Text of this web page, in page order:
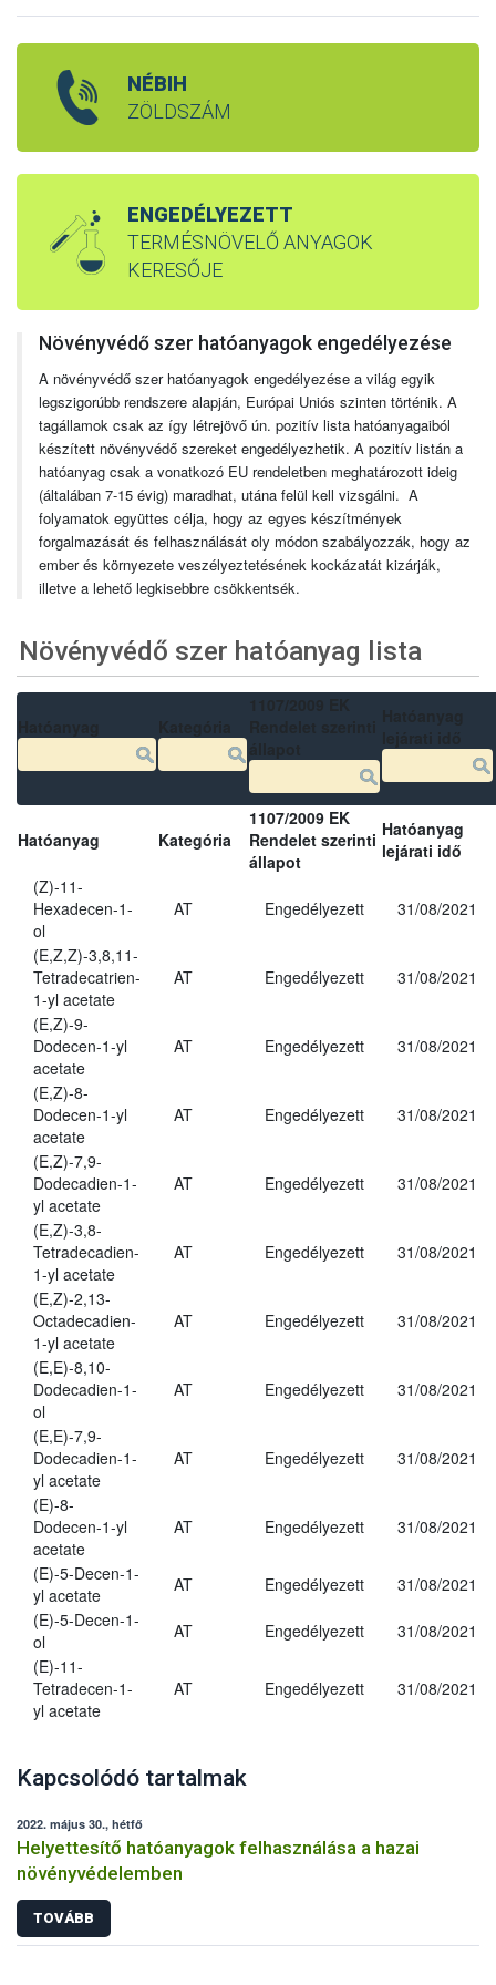
NÉBIH
ZÖLDSZÁM
ENGEDÉLYEZETT
TERMÉSNÖVELŐ ANYAGOK
KERESŐJE
Növényvédő szer hatóanyagok engedélyezése
A növényvédő szer hatóanyagok engedélyezése a világ egyik
legszigorúbb rendszere alapján, Európai Uniós szinten történik. A
tagállamok csak az így létrejövő ún. pozitív lista hatóanyagaiból
készített növényvédő szereket engedélyezhetik. A pozitív listán a
hatóanyag csak a vonatkozó EU rendeletben meghatározott ideig
(általában 7-15 évig) maradhat, utána felül kell vizsgálni. A
folyamatok együttes célja, hogy az egyes készítmények
forgalmazását és felhasználását oly módon szabályozzák, hogy az
ember és környezete veszélyeztetésének kockázatát kizárják,
illetve a lehető legkisebbre csökkentsék.
Növényvédő szer hatóanyag lista
Hatóanyag Kategória
1107/2009 EK
Rendelet szerinti
állapot
Hatóanyag
lejárati idő
(Z)-11-
Hexadecen-1-
ol
AT Engedélyezett 31/08/2021
(E,Z,Z)-3,8,11-
Tetradecatrien-
1-yl acetate
AT Engedélyezett 31/08/2021
(E,Z)-9-
Dodecen-1-yl
acetate
AT Engedélyezett 31/08/2021
(E,Z)-8-
Dodecen-1-yl
acetate
AT Engedélyezett 31/08/2021
(E,Z)-7,9-
Dodecadien-1-
yl acetate
AT Engedélyezett 31/08/2021
(E,Z)-3,8-
Tetradecadien-
1-yl acetate
AT Engedélyezett 31/08/2021
(E,Z)-2,13-
Octadecadien-
1-yl acetate
AT Engedélyezett 31/08/2021
(E,E)-8,10-
Dodecadien-1-
ol
AT Engedélyezett 31/08/2021
(E,E)-7,9-
Dodecadien-1-
yl acetate
AT Engedélyezett 31/08/2021
(E)-8-
Dodecen-1-yl
acetate
AT Engedélyezett 31/08/2021
(E)-5-Decen-1-
yl acetate
AT Engedélyezett
31/08/2021
(E)-5-Decen-1-
ol
AT Engedélyezett
31/08/2021
(E)-11-
Tetradecen-1-
yl acetate
AT Engedélyezett 31/08/2021
Kapcsolódó tartalmak
2022. május 30., hétfő
Helyettesítő hatóanyagok felhasználása a hazai
növényvédelemben
TOVÁBB